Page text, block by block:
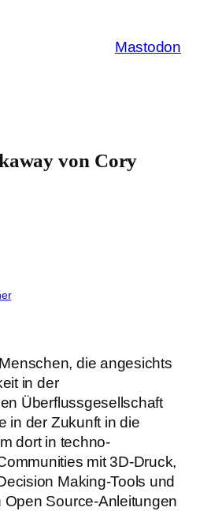
Mastodon
von Cory
die angesichts
in der
Überflussgesellschaft
in der Zukunft in die
dort in techno-
mit 3D-Druck,
Making-Tools und
Open Source-Anleitungen